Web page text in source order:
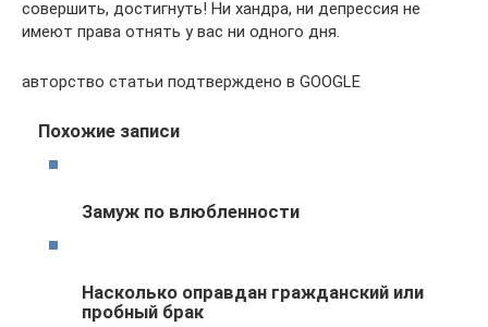
совершить, достигнуть! Ни хандра, ни депрессия не
имеют права отнять у вас ни одного дня.
авторство статьи подтверждено в GOOGLE
Похожие записи
Замуж по влюбленности
Насколько оправдан гражданский или
пробный брак